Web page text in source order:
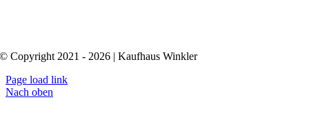
© Copyright 2021 - 2026 | Kaufhaus Winkler
Page load link
Nach oben